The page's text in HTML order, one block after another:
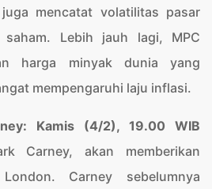
mencatat volatilitas pasar
saham. Lebih jauh lagi, MPC
harga minyak dunia yang
mempengaruhi laju inflasi.
Kamis (4/2), 19.00 WIB
Carney, akan memberikan
Carney sebelumnya